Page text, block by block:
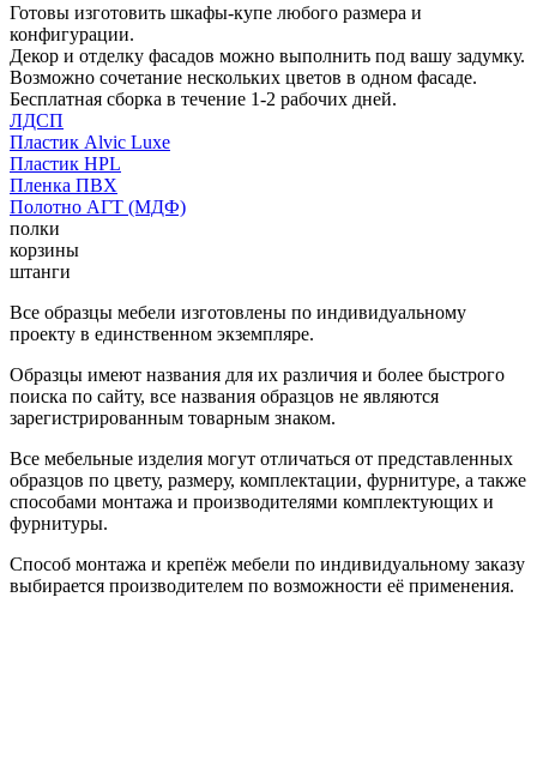
Готовы изготовить шкафы-купе любого размера и
конфигурации.
Декор и отделку фасадов можно выполнить под вашу задумку.
Возможно сочетание нескольких цветов в одном фасаде.
Бесплатная сборка в течение 1-2 рабочих дней.
ЛДСП
Пластик Alvic Luxe
Пластик HPL
Пленка ПВХ
Полотно АГТ (МДФ)
полки
корзины
штанги
Все образцы мебели изготовлены по индивидуальному
проекту в единственном экземпляре.
Образцы имеют названия для их различия и более быстрого
поиска по сайту, все названия образцов не являются
зарегистрированным товарным знаком.
Все мебельные изделия могут отличаться от представленных
образцов по цвету, размеру, комплектации, фурнитуре, а также
способами монтажа и производителями комплектующих и
фурнитуры.
Способ монтажа и крепёж мебели по индивидуальному заказу
выбирается производителем по возможности её применения.